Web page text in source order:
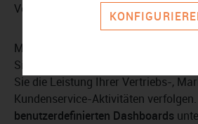
Verkaufsabschluss erfolgt.
Mit der
Sie Ihre Daten in Echtzeit jederzeit im
Sie die Leistung Ihrer Vertriebs-,
Kundenservice-Aktivitäten
benutzerdefinierten Dashboards